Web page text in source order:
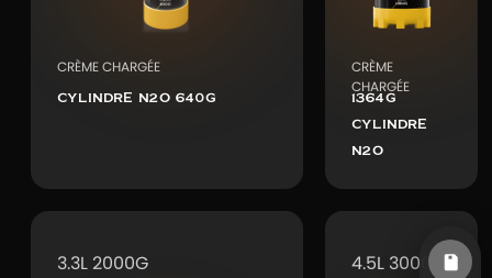
CRÈME CHARGÉE
CYLINDRE N2O 640G
CRÈME
CHARGÉE
1364G
CYLINDRE
N2O
3.3L 2000G 4.5L 3000G